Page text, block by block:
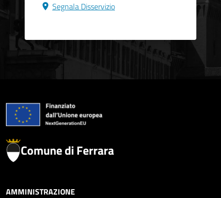
Segnala Disservizio
Comune di Ferrara
AMMINISTRAZIONE